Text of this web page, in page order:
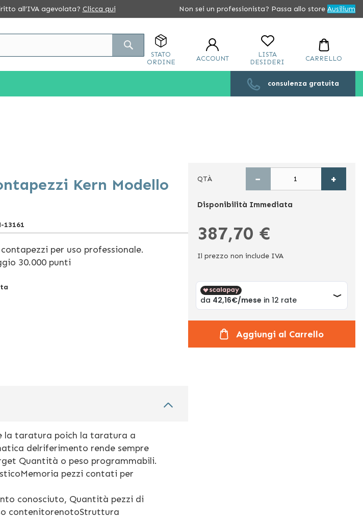
all’IVA agevolata? Clicca qui Non sei un professionista? Passa allo store Ausilium
STATO
ORDINE
ACCOUNT
LISTA
DESIDERI
CARRELLO
consulenza gratuita
Kern Modello
13161
per uso professionale.
30.000 punti
QTÀ − +
Disponibilità Immediata
387,70 €
Il prezzo non include IVA
Aggiungi al Carrello
la taratura poich la taratura a
delriferimento rende sempre
Quantità o peso programmabili.
pezzi contati per
conosciuto, Quantità pezzi di
contenitorenotoStruttura